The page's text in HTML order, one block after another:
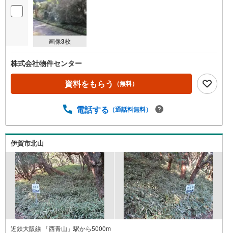
画像3枚
株式会社物件センター
資料をもらう （無料）
電話する （通話料無料）
伊賀市北山
近鉄大阪線 「西青山」駅から5000m